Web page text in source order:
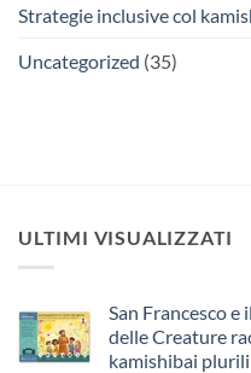
Strategie inclusive col
Uncategorized (35)
ULTIMI VISUALIZZATI
San Francesco
delle Creature
kamishibai